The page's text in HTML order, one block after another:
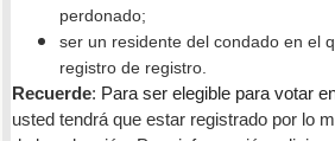
perdonado;
ser un residente del condado en el
registro de registro.
Recuerde: Para ser elegible para votar
usted tendrá que estar registrado por lo